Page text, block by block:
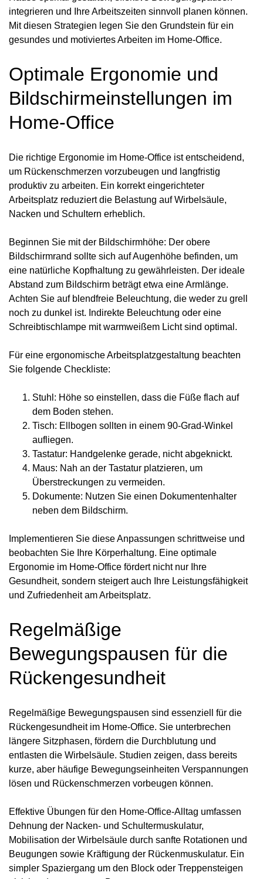
integrieren und Ihre Arbeitszeiten sinnvoll planen können.
Mit diesen Strategien legen Sie den Grundstein für ein
gesundes und motiviertes Arbeiten im Home-Office.
Optimale Ergonomie und
Bildschirmeinstellungen im
Home-Office
Die richtige Ergonomie im Home-Office ist entscheidend,
um Rückenschmerzen vorzubeugen und langfristig
produktiv zu arbeiten. Ein korrekt eingerichteter
Arbeitsplatz reduziert die Belastung auf Wirbelsäule,
Nacken und Schultern erheblich.
Beginnen Sie mit der Bildschirmhöhe: Der obere
Bildschirmrand sollte sich auf Augenhöhe befinden, um
eine natürliche Kopfhaltung zu gewährleisten. Der ideale
Abstand zum Bildschirm beträgt etwa eine Armlänge.
Achten Sie auf blendfreie Beleuchtung, die weder zu grell
noch zu dunkel ist. Indirekte Beleuchtung oder eine
Schreibtischlampe mit warmweißem Licht sind optimal.
Für eine ergonomische Arbeitsplatzgestaltung beachten
Sie folgende Checkliste:
Stuhl: Höhe so einstellen, dass die Füße flach auf
dem Boden stehen.
Tisch: Ellbogen sollten in einem 90-Grad-Winkel
aufliegen.
Tastatur: Handgelenke gerade, nicht abgeknickt.
Maus: Nah an der Tastatur platzieren, um
Überstreckungen zu vermeiden.
Dokumente: Nutzen Sie einen Dokumentenhalter
neben dem Bildschirm.
Implementieren Sie diese Anpassungen schrittweise und
beobachten Sie Ihre Körperhaltung. Eine optimale
Ergonomie im Home-Office fördert nicht nur Ihre
Gesundheit, sondern steigert auch Ihre Leistungsfähigkeit
und Zufriedenheit am Arbeitsplatz.
Regelmäßige
Bewegungspausen für die
Rückengesundheit
Regelmäßige Bewegungspausen sind essenziell für die
Rückengesundheit im Home-Office. Sie unterbrechen
längere Sitzphasen, fördern die Durchblutung und
entlasten die Wirbelsäule. Studien zeigen, dass bereits
kurze, aber häufige Bewegungseinheiten Verspannungen
lösen und Rückenschmerzen vorbeugen können.
Effektive Übungen für den Home-Office-Alltag umfassen
Dehnung der Nacken- und Schultermuskulatur,
Mobilisation der Wirbelsäule durch sanfte Rotationen und
Beugungen sowie Kräftigung der Rückenmuskulatur. Ein
simpler Spaziergang um den Block oder Treppensteigen